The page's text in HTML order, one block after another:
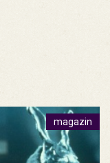
magazin